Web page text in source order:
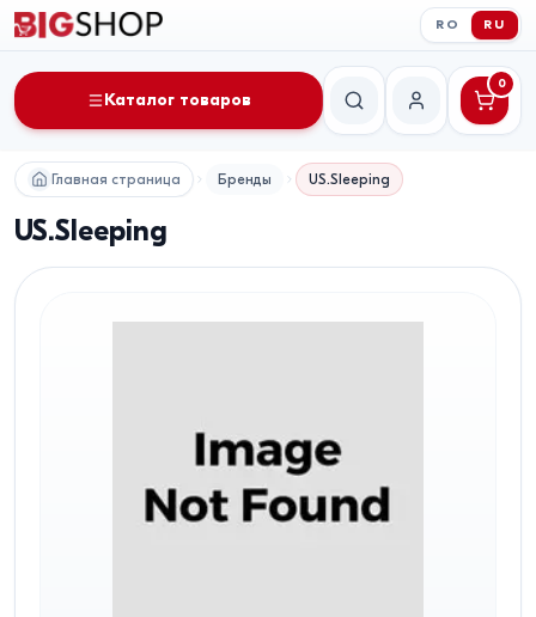
RO RU
Каталог товаров
Поиск Мой аккаунт
0
Главная страница Бренды US.Sleeping
US.Sleeping